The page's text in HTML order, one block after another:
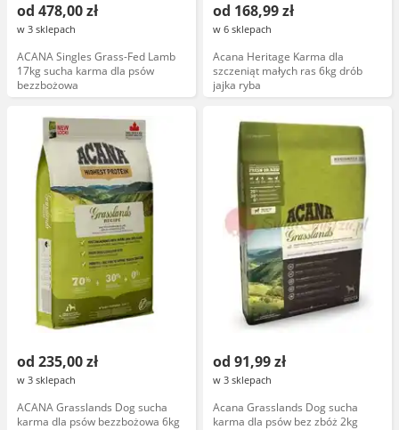
od 478,00 zł
w 3 sklepach
ACANA Singles Grass-Fed Lamb
17kg sucha karma dla psów
bezzbożowa
od 168,99 zł
w 6 sklepach
Acana Heritage Karma dla
szczeniąt małych ras 6kg drób
jajka ryba
od 235,00 zł
w 3 sklepach
ACANA Grasslands Dog sucha
karma dla psów bezzbożowa 6kg
od 91,99 zł
w 3 sklepach
Acana Grasslands Dog sucha
karma dla psów bez zbóż 2kg